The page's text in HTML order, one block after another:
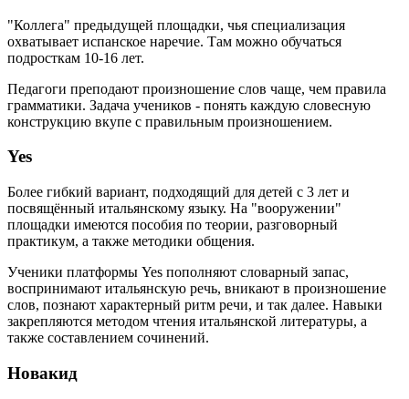
"Коллега" предыдущей площадки, чья специализация
охватывает испанское наречие. Там можно обучаться
подросткам 10-16 лет.
Педагоги преподают произношение слов чаще, чем правила
грамматики. Задача учеников - понять каждую словесную
конструкцию вкупе с правильным произношением.
Yes
Более гибкий вариант, подходящий для детей с 3 лет и
посвящённый итальянскому языку. На "вооружении"
площадки имеются пособия по теории, разговорный
практикум, а также методики общения.
Ученики платформы Yes пополняют словарный запас,
воспринимают итальянскую речь, вникают в произношение
слов, познают характерный ритм речи, и так далее. Навыки
закрепляются методом чтения итальянской литературы, а
также составлением сочинений.
Новакид